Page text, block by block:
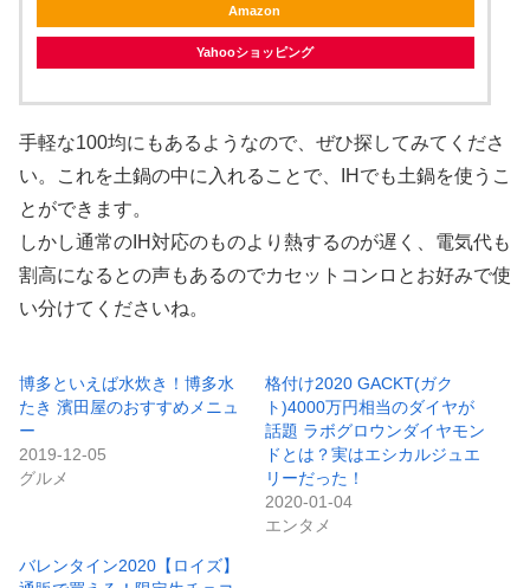
Amazon
Yahooショッピング
手軽な100均にもあるようなので、ぜひ探してみてくださ
い。これを土鍋の中に入れることで、IHでも土鍋を使うこ
とができます。
しかし通常のIH対応のものより熱するのが遅く、電気代も
割高になるとの声もあるのでカセットコンロとお好みで使
い分けてくださいね。
博多といえば水炊き！博多水
たき 濱田屋のおすすめメニュ
ー
2019-12-05
グルメ
格付け2020 GACKT(ガク
ト)4000万円相当のダイヤが
話題 ラボグロウンダイヤモン
ドとは？実はエシカルジュエ
リーだった！
2020-01-04
エンタメ
バレンタイン2020【ロイズ】